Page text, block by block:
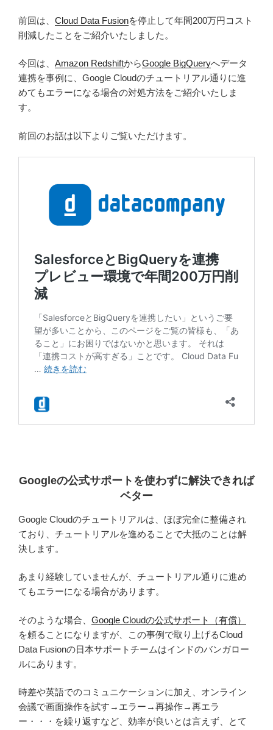
前回は、 Cloud Data Fusionを停止して年間200万円コスト
削減したことをご紹介いたしました。
今回は、 Amazon RedshiftからGoogle BigQueryへデータ
連携を事例に、Google Cloudのチュートリアル通りに進
めてもエラーになる場合の対処方法をご紹介いたしま
す。
前回のお話は以下よりご覧いただけます。
Googleの公式サポートを使わずに解決できれば
ベター
Google Cloudのチュートリアルは、ほぼ完全に整備され
ており、チュートリアルを進めることで大抵のことは解
決します。
あまり経験していませんが、チュートリアル通りに進め
てもエラーになる場合があります。
そのような場合、 Google Cloudの公式サポート（有償）
を頼ることになりますが、この事例で取り上げるCloud
Data Fusionの日本サポートチームはインドのバンガロー
ルにあります。
時差や英語でのコミュニケーションに加え、オンライン
会議で画面操作を試す→エラー→再操作→再エラ
ー・・・を繰り返すなど、効率が良いとは言えず、とて